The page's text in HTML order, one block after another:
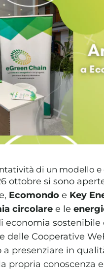
di un modello
ottobre si sono
Ecomondo e Key
circolare e le
economia sostenibile
delle Cooperative
a presenziare in
propria conoscenza